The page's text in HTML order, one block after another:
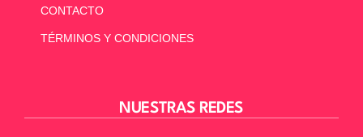
CONTACTO
TÉRMINOS Y CONDICIONES
NUESTRAS REDES